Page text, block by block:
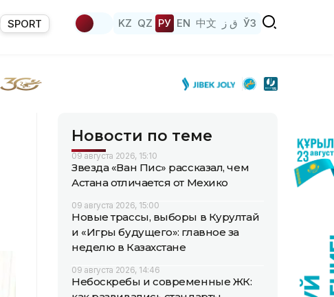
SPORT KZ QZ РУ EN 中文 ق ز ЎЗ
Новости по теме
09 августа 2026, 15:10
Звезда «Ван Пис» рассказал, чем
Астана отличается от Мехико
09 августа 2026, 15:00
Новые трассы, выборы в Курултай
и «Игры будущего»: главное за
неделю в Казахстане
09 августа 2026, 14:46
Небоскребы и современные ЖК: